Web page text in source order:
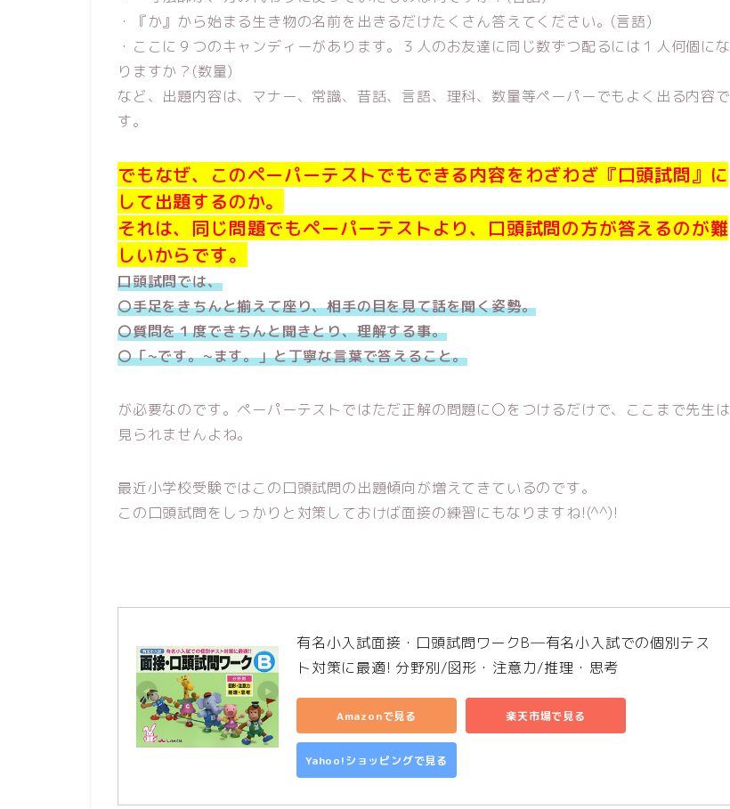
・『か』から始まる生き物の名前を出きるだけたくさん答えてください。(言語)
・ここに９つのキャンディーがあります。３人のお友達に同じ数ずつ配るには１人何個にな
りますか？(数量)
など、出題内容は、マナー、常識、昔話、言語、理科、数量等ペーパーでもよく出る内容で
す。
でもなぜ、このペーパーテストでもできる内容をわざわざ『口頭試問』に
して出題するのか。
それは、同じ問題でもペーパーテストより、口頭試問の方が答えるのが難
しいからです。
口頭試問では、
〇手足をきちんと揃えて座り、相手の目を見て話を聞く姿勢。
〇質問を１度できちんと聞きとり、理解する事。
〇「~です。~ます。」と丁寧な言葉で答えること。
が必要なのです。ペーパーテストではただ正解の問題に〇をつけるだけで、ここまで先生は
見られませんよね。
最近小学校受験ではこの口頭試問の出題傾向が増えてきているのです。
この口頭試問をしっかりと対策しておけば面接の練習にもなりますね!(^^)!
有名小入試面接・口頭試問ワークB―有名小入試での個別テス
ト対策に最適! 分野別/図形・注意力/推理・思考
Amazonで見る 楽天市場で見る
Yahoo!ショッピングで見る